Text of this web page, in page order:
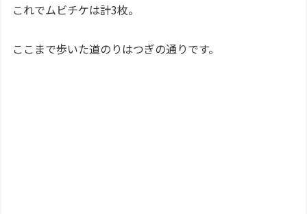
これでムビチケは計3枚。
ここまで歩いた道のりはつぎの通りです。